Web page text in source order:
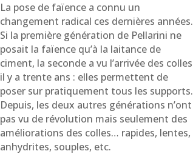
La pose de faïence a connu un
changement radical ces dernières années.
Si la première génération de Pellarini ne
posait la faïence qu’à la laitance de
ciment, la seconde a vu l’arrivée des colles
il y a trente ans : elles permettent de
poser sur pratiquement tous les supports.
Depuis, les deux autres générations n’ont
pas vu de révolution mais seulement des
améliorations des colles… rapides, lentes,
anhydrites, souples, etc.